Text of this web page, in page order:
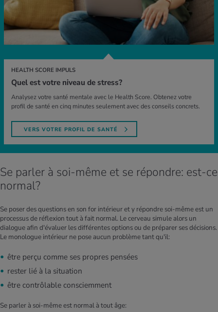
HEALTH SCORE IMPULS
Quel est votre niveau de stress?
Analysez votre santé mentale avec le Health Score. Obtenez votre
profil de santé en cinq minutes seulement avec des conseils concrets.
VERS VOTRE PROFIL DE SANTÉ
Se parler à soi-même et se répondre: est-ce
normal?
Se poser des questions en son for intérieur et y répondre soi-même est un
processus de réflexion tout à fait normal. Le cerveau simule alors un
dialogue afin d'évaluer les différentes options ou de préparer ses décisions.
Le monologue intérieur ne pose aucun problème tant qu'il:
être perçu comme ses propres pensées
rester lié à la situation
être contrôlable consciemment
Se parler à soi-même est normal à tout âge: